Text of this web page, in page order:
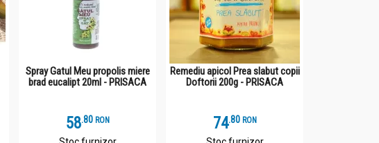
Spray Gatul Meu propolis miere
brad eucalipt 20ml - PRISACA
58.8 RON
Remediu apicol Prea slabut copii
Doftorii 200g - PRISACA
74.8 RON